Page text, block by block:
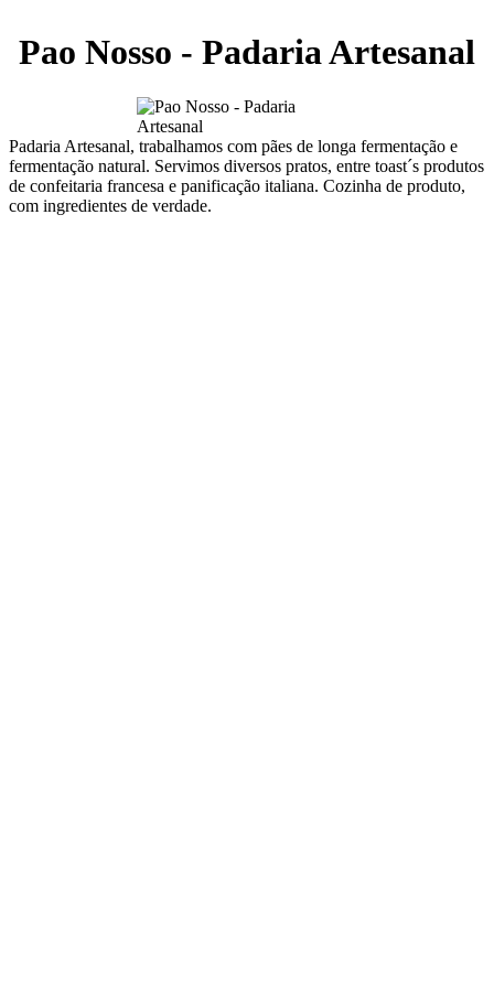
Pao Nosso - Padaria Artesanal
Padaria Artesanal, trabalhamos com pães de longa fermentação e
fermentação natural. Servimos diversos pratos, entre toast´s produtos
de confeitaria francesa e panificação italiana. Cozinha de produto,
com ingredientes de verdade.